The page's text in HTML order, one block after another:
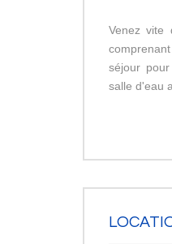
Venez vite
séjour
salle d'eau